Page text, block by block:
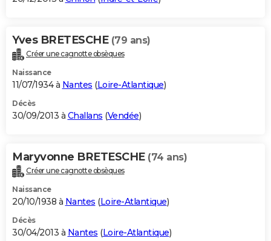
Yves BRETESCHE (79 ans)
Créer une cagnotte obsèques
Naissance
11/07/1934 à Nantes (Loire-Atlantique)
Décès
30/09/2013 à Challans (Vendée)
Maryvonne BRETESCHE (74 ans)
Créer une cagnotte obsèques
Naissance
20/10/1938 à Nantes (Loire-Atlantique)
Décès
30/04/2013 à Nantes (Loire-Atlantique)